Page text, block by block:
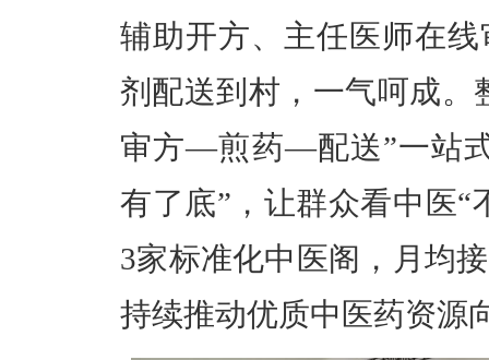
辅助开方、主任医师在
剂配送到村，一气呵成
审方—煎药—配送”一站
有了底”，让群众看中医“
3家标准化中医阁，月均
持续推动优质中医药资源